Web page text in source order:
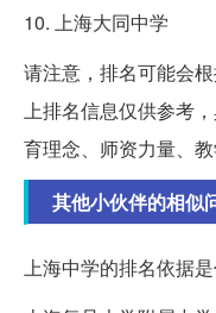
10. 上海大同中学
请注意，排名可能会
上排名信息仅供参考
育理念、师资力量、教
其他小伙伴的相似
上海中学的排名依据是